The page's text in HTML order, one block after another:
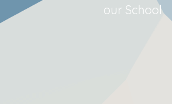
our School